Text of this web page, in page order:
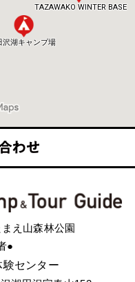
え山森林公園
●
験センター